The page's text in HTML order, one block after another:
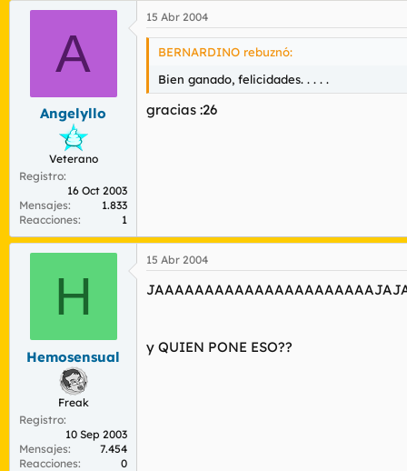
A
Angelyllo
Veterano
Registro
16 Oct 2003
Mensajes
1.833
Reacciones
1
15 Abr 2004
BERNARDINO rebuznó:
Bien ganado, felicidades. . . . .
gracias :26
H
Hemosensual
Freak
Registro
10 Sep 2003
Mensajes
7.454
Reacciones
0
15 Abr 2004
y QUIEN PONE ESO??